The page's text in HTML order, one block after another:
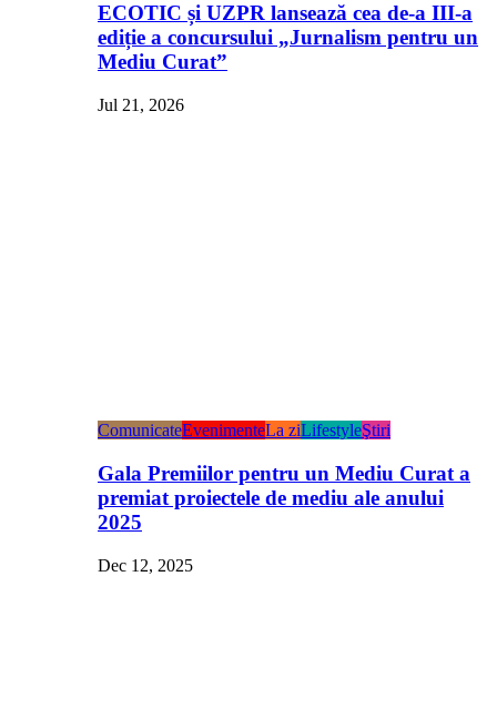
ECOTIC și UZPR lansează cea de-a III-a
ediție a concursului „Jurnalism pentru un
Mediu Curat”
Jul 21, 2026
ComunicateEvenimenteLa ziLifestyleŞtiri
Gala Premiilor pentru un Mediu Curat a
premiat proiectele de mediu ale anului
2025
Dec 12, 2025